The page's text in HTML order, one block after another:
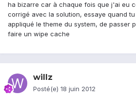
ha bizarre car à chaque fois que j'ai eu
corrigé avec la solution, essaye quand
appliqué le theme du system, de passer
faire un wipe cache
willz
Posté(e) 18 juin 2012